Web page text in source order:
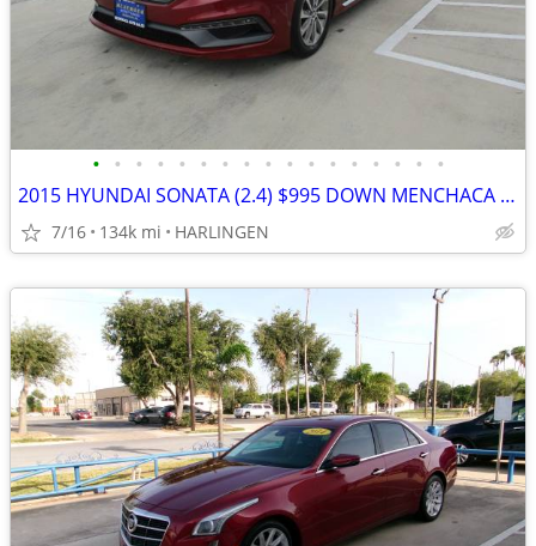
• • • • • • • • • • • • • • • • •
2015 HYUNDAI SONATA (2.4) $995 DOWN MENCHACA AUTO SALES
7/16 134k mi HARLINGEN